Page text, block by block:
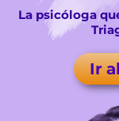
La psicóloga
Ir